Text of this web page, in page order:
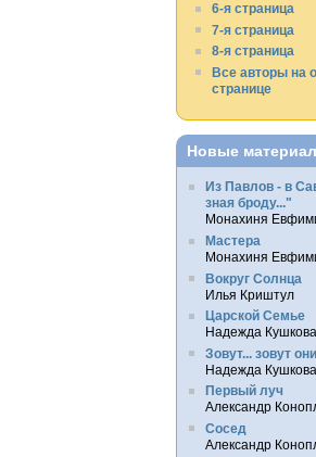
6-я страница
7-я страница
8-я страница
Все авторы на
странице
Новые
Из Павлов - в
зная броду..."
Монахиня
Мастера
Монахиня
Вокруг Солнца
Илья Криштул
Царской Семье
Надежда Кушкова
Зовут... зовут
Надежда Кушкова
Первый луч
Александр
Сосед
Александр